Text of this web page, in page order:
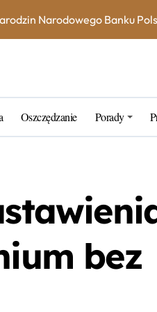
książeczce mieszkaniowej
jak uniknąć dodatkowych
w zarządzaniu kapitałem
wybrać najlepszą inwestycję
giełdowy na 10-20 lat?
Oszczędzanie Porady
bez